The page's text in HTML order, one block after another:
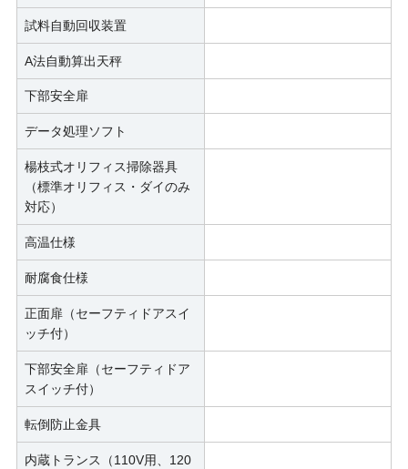
試料自動回収装置
A法自動算出天秤
下部安全扉
データ処理ソフト
楊枝式オリフィス掃除器具
（標準オリフィス・ダイのみ
対応）
高温仕様
耐腐食仕様
正面扉（セーフティドアスイ
ッチ付）
下部安全扉（セーフティドア
スイッチ付）
転倒防止金具
内蔵トランス（110V用、120